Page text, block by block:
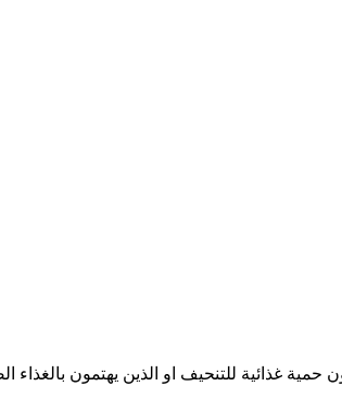
غذائية للتنحيف او الذين يهتمون بالغذاء